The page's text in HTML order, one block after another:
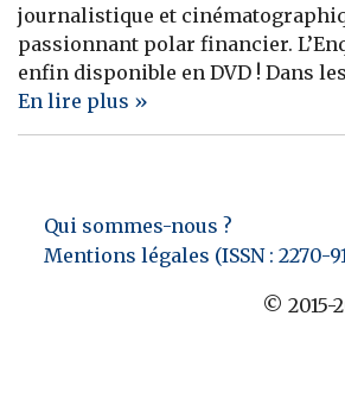
journalistique et
passionnant polar financier.
enfin disponible en DVD ! Dans
En lire plus »
Qui sommes-nous ?
Mentions légales (ISSN : 2270-
© 2015-